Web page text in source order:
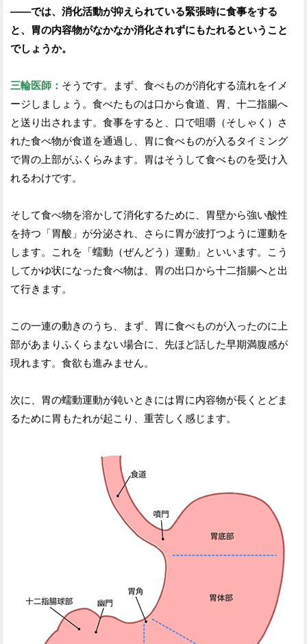
——では、消化活動が抑えられている緊張時に食事をする
と、胃の内容物がなかなか消化されずにもたれるということ
でしょうか。
三輪医師： そうです。まず、食べものが消化する流れをイメ
ージしましょう。食べたものは口から食道、胃、十二指腸へ
と送り出されます。食事をすると、口で咀嚼（そしゃく）さ
れた食べ物が食道を通過し、胃に食べものが入るタイミング
で胃の上部がふくらみます。胃はそうして食べものを受け入
れるわけです。
そして食べ物を溶かして消化するために、胃壁から強い酸性
を持つ「胃酸」が分泌され、さらに胃が波打つように運動を
します。これを「蠕動（ぜんどう）運動」といいます。こう
してかゆ状になった食べ物は、胃の出口から十二指腸へと出
て行きます。
この一連の動きのうち、まず、胃に食べものが入ったのに上
部があまりふくらまない場合に、先ほど話した早期満腹感が
現れます。食欲も進みません。
次に、胃の蠕動運動が鈍いときには胃に内容物が長くとどま
るために胃もたれが起こり、重苦しく感じます。